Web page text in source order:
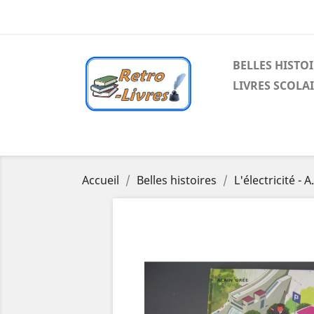
BELLES
LIVRES
Accueil Belles histoires L'électricité -